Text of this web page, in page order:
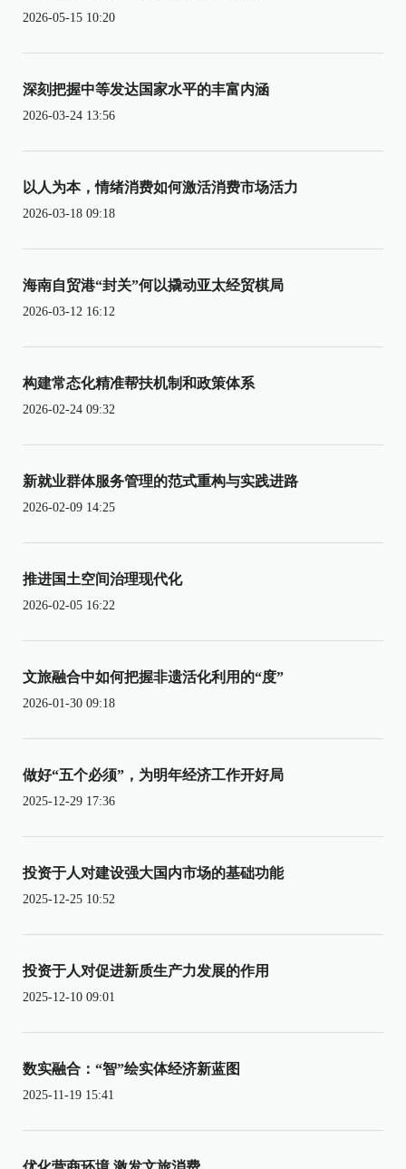
2026-05-15 10:20
深刻把握中等发达国家水平的丰富内涵
2026-03-24 13:56
以人为本，情绪消费如何激活消费市场活力
2026-03-18 09:18
海南自贸港“封关”何以撬动亚太经贸棋局
2026-03-12 16:12
构建常态化精准帮扶机制和政策体系
2026-02-24 09:32
新就业群体服务管理的范式重构与实践进路
2026-02-09 14:25
推进国土空间治理现代化
2026-02-05 16:22
文旅融合中如何把握非遗活化利用的“度”
2026-01-30 09:18
做好“五个必须”，为明年经济工作开好局
2025-12-29 17:36
投资于人对建设强大国内市场的基础功能
2025-12-25 10:52
投资于人对促进新质生产力发展的作用
2025-12-10 09:01
数实融合：“智”绘实体经济新蓝图
2025-11-19 15:41